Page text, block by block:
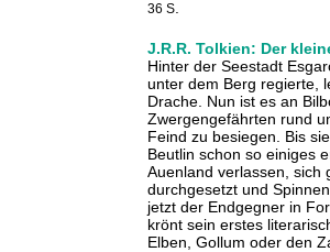
36 S
J.R.R. Tolkien: Der
Hinter der Seestadt
unter dem Berg regierte,
Drache. Nun ist es an
Zwergengefährten rund
Feind zu besiegen. Bis
Beutlin schon so einiges
Auenland verlassen, sich
durchgesetzt und
jetzt der Endgegner in
krönt sein erstes
Elben, Gollum oder den